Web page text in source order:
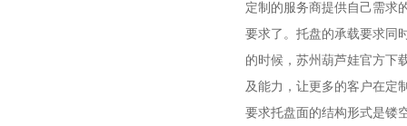
定制的服务商提供自己需求的
要求了。托盘的承载要求同
的时候，苏州葫芦娃官方
及能力，让更多的客户在定
要求托盘面的结构形式是镂空